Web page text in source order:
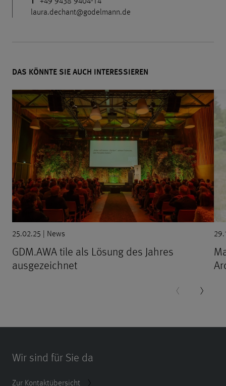
laura.dechant@godelmann.de
DAS KÖNNTE SIE AUCH INTERESSIEREN
25.02.25 | News
GDM.AWA tile als Lösung des Jahres
ausgezeichnet
Wir sind für Sie da
Zur Kontaktübersicht